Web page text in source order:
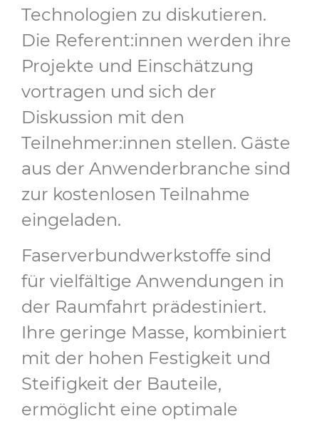
Technologien zu diskutieren.
Die Referent:innen werden ihre
Projekte und Einschätzung
vortragen und sich der
Diskussion mit den
Teilnehmer:innen stellen. Gäste
aus der Anwenderbranche sind
zur kostenlosen Teilnahme
eingeladen.
Faserverbundwerkstoffe sind
für vielfältige Anwendungen in
der Raumfahrt prädestiniert.
Ihre geringe Masse, kombiniert
mit der hohen Festigkeit und
Steifigkeit der Bauteile,
ermöglicht eine optimale